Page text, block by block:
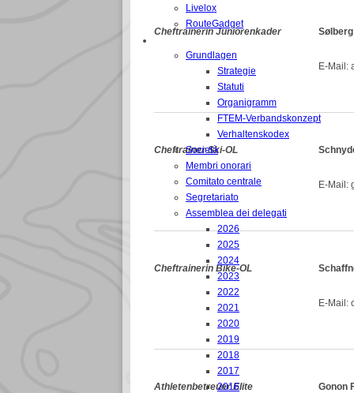
Livelox
RouteGadget
Grundlagen
Strategie
Statuti
Organigramm
FTEM-Verbandskonzept
Verhaltenskodex
Società
Membri onorari
Comitato centrale
Segretariato
Assemblea dei delegati
2026
2025
2024
2023
2022
2021
2020
2019
2018
2017
2016
Cheftrainerin Juniorenkader
E-Mail:
Cheftrainer Ski-OL
E-Mail:
Cheftrainerin Bike-OL
E-Mail:
Athletenbetreuer Elite Gonon